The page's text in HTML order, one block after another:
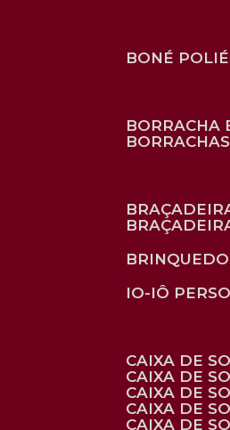
BONÉ
IO-IÔ
CAIXA DE
CAIXA DE
CAIXA DE
CAIXA DE
CAIXA DE